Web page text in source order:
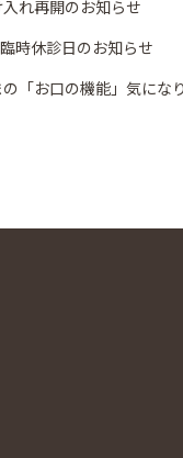
れ再開のお知らせ
時休診日のお知らせ
「お口の機能」気にな